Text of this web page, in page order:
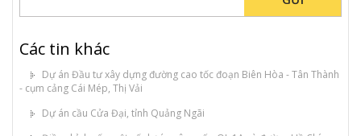
Các tin khác
Dự án Đầu tư xây dựng đường cao tốc đoạn Biên Hòa - Tân Thành
- cụm cảng Cái Mép, Thị Vải
Dự án cầu Cửa Đại, tỉnh Quảng Ngãi